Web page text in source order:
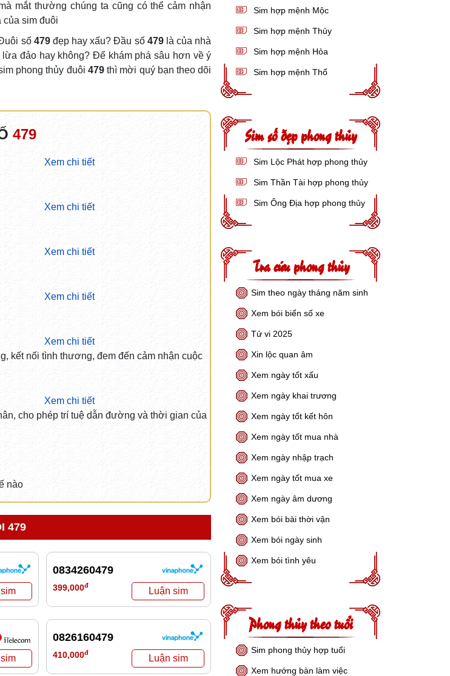
mắt thường chúng ta cũng có thể cảm nhận
sim đuôi
số 479đẹp hay xấu? Đầu số 479là của nhà
đảo hay không? Để khám phá sâu hơn về ý
phong thủy đuôi 479thì mời quý bạn theo dõi
479
Xem chi tiết
Xem chi tiết
Xem chi tiết
Xem chi tiết
Xem chi tiết
kết nối tình thương, đem đến cảm nhận cuộc
Xem chi tiết
cho phép trí tuệ dẫn đường và thời gian của
nào
479
0834260479
399,000đ
0826160479
410,000đ
Sim hợp mệnh Mộc
Sim hợp mệnh Thủy
Sim hợp mệnh Hỏa
Sim hợp mệnh Thổ
Sim số đẹp phong thủy
Sim Lộc Phát hợp phong thủy
Sim Thần Tài hợp phong thủy
Sim Ông Địa hợp phong thủy
Tra cứu phong thủy
Sim theo ngày tháng năm sinh
Xem bói biển số xe
Tử vi 2025
Xin lộc quan âm
Xem ngày tốt xấu
Xem ngày khai trương
Xem ngày tốt kết hôn
Xem ngày tốt mua nhà
Xem ngày nhập trạch
Xem ngày tốt mua xe
Xem ngày âm dương
Xem bói bài thời vận
Xem bói ngày sinh
Xem bói tình yêu
Phong thủy theo tuổi
Sim phong thủy hợp tuổi
Xem hướng bàn làm việc